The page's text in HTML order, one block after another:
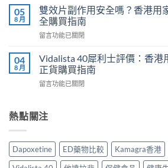
家
實
與
貨
購
買
中
評
價：
港
家
真
服
得
買
建
利
勁
幾
時
最
有
效？
2026
用
讀
用
05
8 月
雙效片副作用安全嗎？香港用
全購買指南
在
效
片
副
作
全
港
用
留言功能已關閉
04
8 月
Vidalista 40犀利士評價：香港
正貨購買指南
在
犀
利
評
價：
香
留言功能已關閉
熱點關注
Dapoxetine ED藥物比較 Kamagra香港